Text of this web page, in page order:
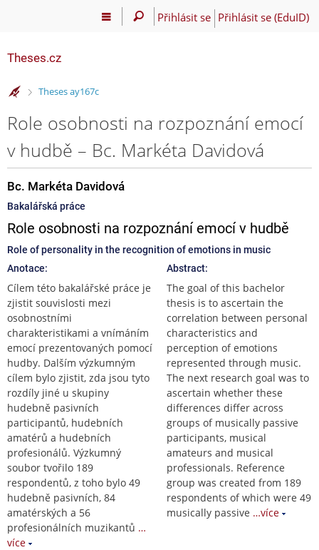
Přihlásit se Přihlásit se (EduID)
Theses.cz
>
Theses ay167c
Role osobnosti na rozpoznání emocí
v hudbě – Bc. Markéta Davidová
Bc. Markéta Davidová
Bakalářská práce
Role osobnosti na rozpoznání emocí v hudbě
Role of personality in the recognition of emotions in music
Anotace:
Cílem této bakalářské práce je
zjistit souvislosti mezi
osobnostními
charakteristikami a vnímáním
emocí prezentovaných pomocí
hudby. Dalším výzkumným
cílem bylo zjistit, zda jsou tyto
rozdíly jiné u skupiny
hudebně pasivních
participantů, hudebních
amatérů a hudebních
profesionálů. Výzkumný
soubor tvořilo 189
respondentů, z toho bylo 49
hudebně pasivních, 84
amatérských a 56
profesionálních muzikantů …
více
Abstract:
The goal of this bachelor
thesis is to ascertain the
correlation between personal
characteristics and
perception of emotions
represented through music.
The next research goal was to
ascertain whether these
differences differ across
groups of musically passive
participants, musical
amateurs and musical
professionals. Reference
group was created from 189
respondents of which were 49
musically passive …více